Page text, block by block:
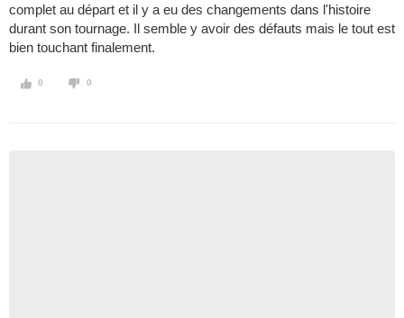
complet au départ et il y a eu des changements dans l'histoire
durant son tournage. Il semble y avoir des défauts mais le tout est
bien touchant finalement.
0 0